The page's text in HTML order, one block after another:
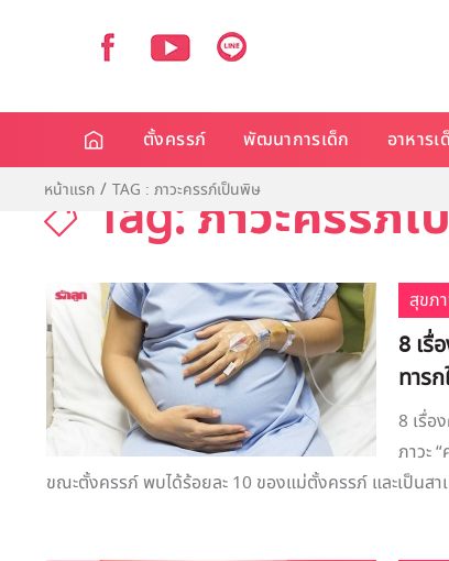
ตั้งครรภ์ พัฒนาการเด็ก อาหารเ
หน้าแรก TAG : ภาวะครรภ์เป็นพิษ
Tag: ภาวะครรภ์
สุขภ
8 เรื่
ทาร
8 เรื่อ
ภาวะ
ขณะตั้งครรภ์ พบได้ร้อยละ 10 ของแม่ตั้งครรภ์ และเป็นสา